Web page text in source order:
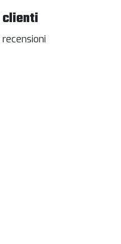
clienti